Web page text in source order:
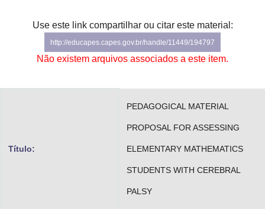
Gabinete de Segurança Institucional
Use este link compartilhar ou citar este material:
http://educapes.capes.gov.br/handle/11449/194797
Não existem arquivos associados a este item.
Título:
PEDAGOGICAL MATERIAL
PROPOSAL FOR ASSESSING
ELEMENTARY MATHEMATICS
STUDENTS WITH CEREBRAL
PALSY